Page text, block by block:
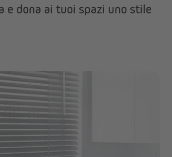
e dona ai tuoi spazi uno stile